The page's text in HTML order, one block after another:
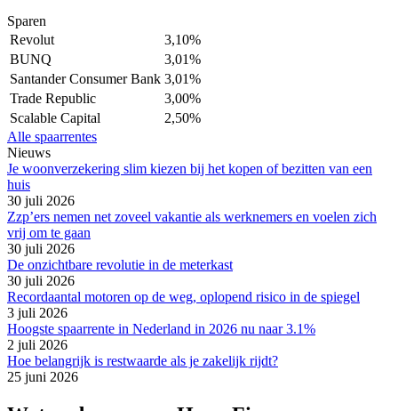
Sparen
Revolut
3,10%
BUNQ
3,01%
Santander Consumer Bank 3,01%
Trade Republic
3,00%
Scalable Capital
2,50%
Alle spaarrentes
Nieuws
Je woonverzekering slim kiezen bij het kopen of bezitten van een
huis
30 juli 2026
Zzp’ers nemen net zoveel vakantie als werknemers en voelen zich
vrij om te gaan
30 juli 2026
De onzichtbare revolutie in de meterkast
30 juli 2026
Recordaantal motoren op de weg, oplopend risico in de spiegel
3 juli 2026
Hoogste spaarrente in Nederland in 2026 nu naar 3.1%
2 juli 2026
Hoe belangrijk is restwaarde als je zakelijk rijdt?
25 juni 2026